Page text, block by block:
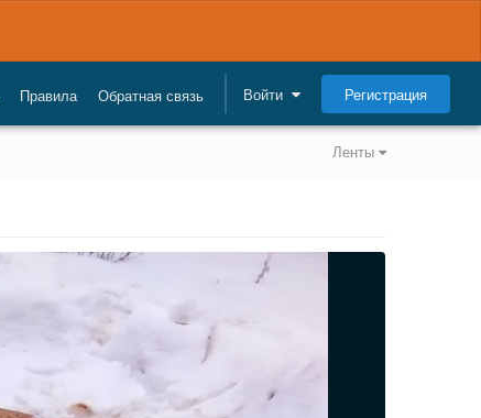
Правила Обратная связь Войти Регистрация
Ленты